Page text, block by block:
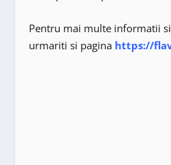
Pentru mai multe informatii
urmariti si pagina https://